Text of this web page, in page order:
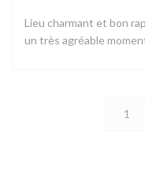
Lieu charmant et bon
un très agréable
1